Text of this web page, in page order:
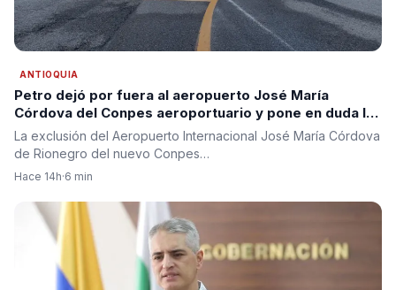
ANTIOQUIA
Petro dejó por fuera al aeropuerto José María
Córdova del Conpes aeroportuario y pone en duda la
segunda pista para Antioquia
La exclusión del Aeropuerto Internacional José María Córdova
de Rionegro del nuevo Conpes…
Hace 14h·6 min